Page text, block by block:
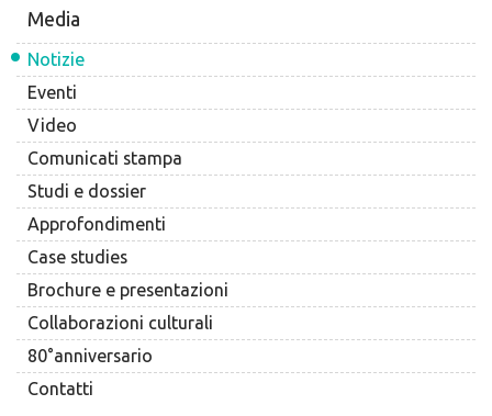
Media
Notizie
Eventi
Video
Comunicati stampa
Studi e dossier
Approfondimenti
Case studies
Brochure e presentazioni
Collaborazioni culturali
80°anniversario
Contatti